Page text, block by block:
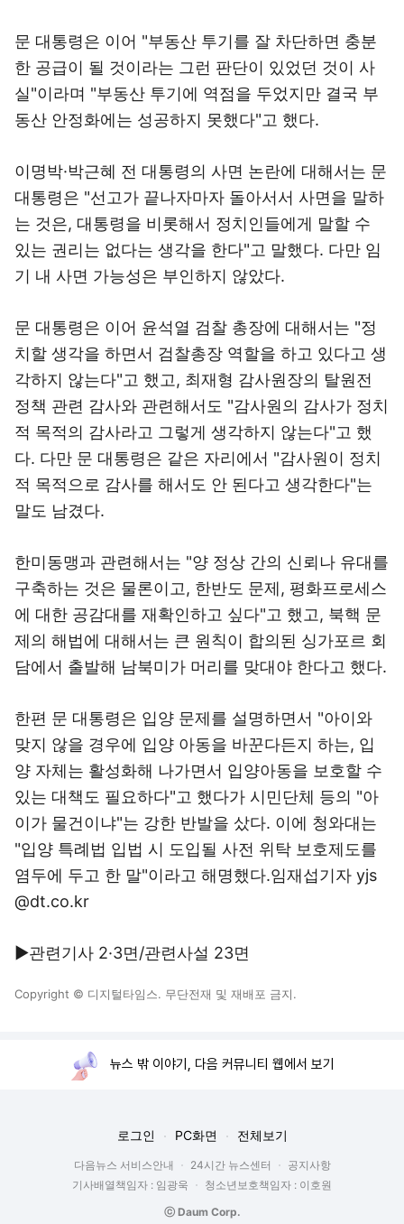
문 대통령은 이어 "부동산 투기를 잘 차단하면 충분
한 공급이 될 것이라는 그런 판단이 있었던 것이 사
실"이라며 "부동산 투기에 역점을 두었지만 결국 부
동산 안정화에는 성공하지 못했다"고 했다.
이명박·박근혜 전 대통령의 사면 논란에 대해서는 문
대통령은 "선고가 끝나자마자 돌아서서 사면을 말하
는 것은, 대통령을 비롯해서 정치인들에게 말할 수
있는 권리는 없다는 생각을 한다"고 말했다. 다만 임
기 내 사면 가능성은 부인하지 않았다.
문 대통령은 이어 윤석열 검찰 총장에 대해서는 "정
치할 생각을 하면서 검찰총장 역할을 하고 있다고 생
각하지 않는다"고 했고, 최재형 감사원장의 탈원전
정책 관련 감사와 관련해서도 "감사원의 감사가 정치
적 목적의 감사라고 그렇게 생각하지 않는다"고 했
다. 다만 문 대통령은 같은 자리에서 "감사원이 정치
적 목적으로 감사를 해서도 안 된다고 생각한다"는
말도 남겼다.
한미동맹과 관련해서는 "양 정상 간의 신뢰나 유대를
구축하는 것은 물론이고, 한반도 문제, 평화프로세스
에 대한 공감대를 재확인하고 싶다"고 했고, 북핵 문
제의 해법에 대해서는 큰 원칙이 합의된 싱가포르 회
담에서 출발해 남북미가 머리를 맞대야 한다고 했다.
한편 문 대통령은 입양 문제를 설명하면서 "아이와
맞지 않을 경우에 입양 아동을 바꾼다든지 하는, 입
양 자체는 활성화해 나가면서 입양아동을 보호할 수
있는 대책도 필요하다"고 했다가 시민단체 등의 "아
이가 물건이냐"는 강한 반발을 샀다. 이에 청와대는
"입양 특례법 입법 시 도입될 사전 위탁 보호제도를
염두에 두고 한 말"이라고 해명했다.임재섭기자 yjs
@dt.co.kr
▶관련기사 2·3면/관련사설 23면
Copyright © 디지털타임스. 무단전재 및 재배포 금지.
뉴스 밖 이야기, 다음 커뮤니티 웹에서 보기
로그인 PC화면 전체보기
다음뉴스 서비스안내 24시간 뉴스센터
공지사항
기사배열책임자 : 임광욱
청소년보호책임자 : 이호원
ⓒ Daum Corp.